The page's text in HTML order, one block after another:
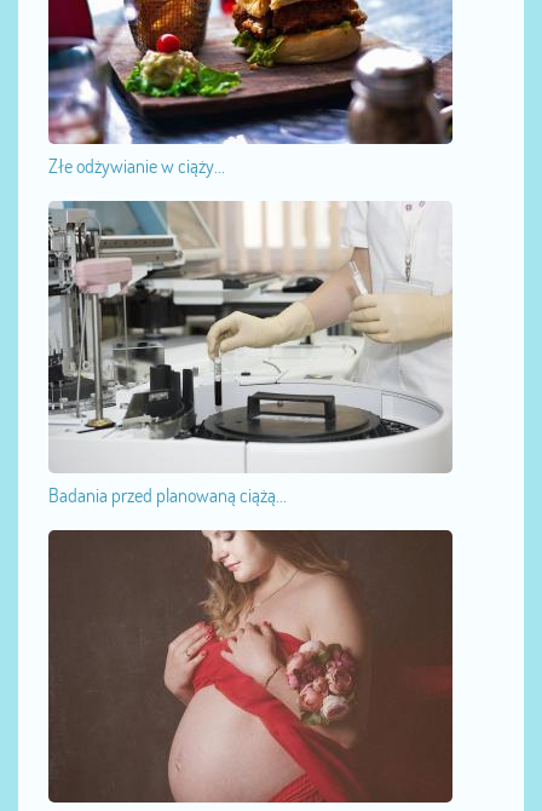
Złe odżywianie w ciąży...
Badania przed planowaną ciążą...